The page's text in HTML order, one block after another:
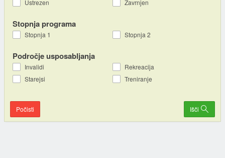
Ustrezen
Zavrnjen
Stopnja programa
Stopnja 1 Stopnja 2
Področje usposabljanja
Invalidi
Rekreacija
Starejsi
Treniranje
Počisti Išči